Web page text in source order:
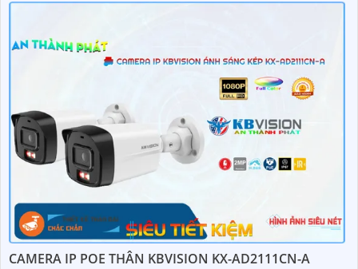
CAMERA IP POE THÂN KBVISION KX-AD2111CN-A